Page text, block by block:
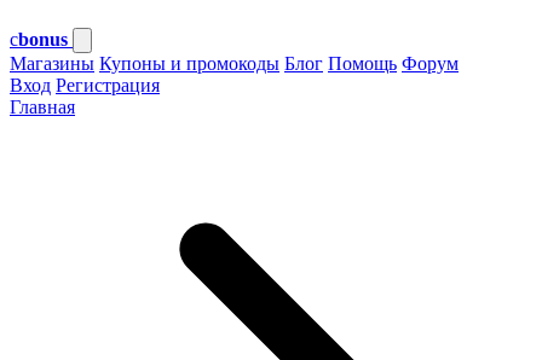
cbonus
Магазины Купоны и промокоды Блог Помощь Форум
Вход Регистрация
Главная